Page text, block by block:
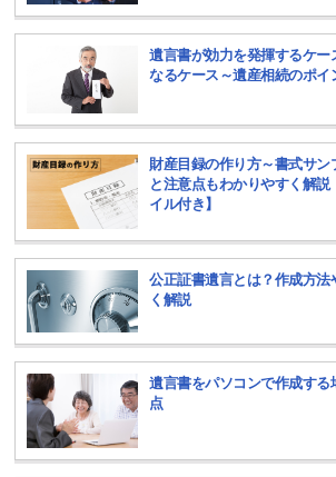
遺言書が効力を発揮するケー
なるケース～遺産相続のポイ
財産目録の作り方～書式サン
と注意点もわかりやすく解
イル付き】
公正証書遺言とは？作成方法
く解説
遺言書をパソコンで作成する
点